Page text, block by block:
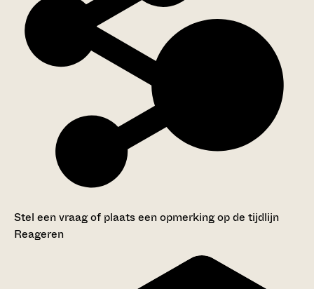
Stel een vraag of plaats een opmerking op de tijdlijn
Reageren